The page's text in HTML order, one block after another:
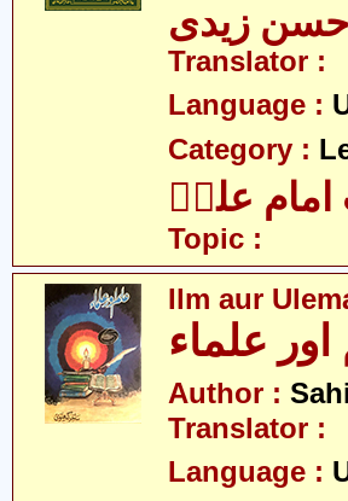
زیدی
Translator :
Language :
Category :
امام علیؑ
Topic :
Ilm aur
علماء
Author :
Translator :
Language :